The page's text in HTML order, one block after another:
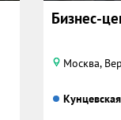
Бизнес-
Москва,
Кунцевская